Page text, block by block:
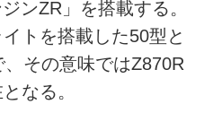
ンZR」を搭載する。
トを搭載した50型と
その意味ではZ870R
なる。